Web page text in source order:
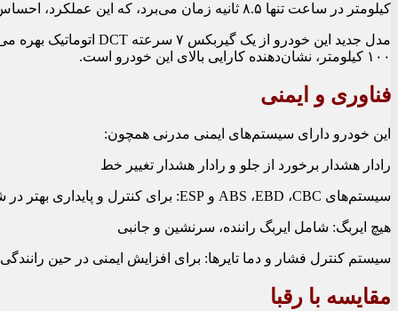
کیلومتر در ساعت تنها ۸.۵ ثانیه زمان می‌برد، که این عملکرد، احساس اسپرت بودن را به راننده القا می‌کند.
۱۰۰ کیلومتر، نشان‌دهنده کارایی بالای این خودرو است.
فناوری و ایمنی
این خودرو دارای سیستم‌های ایمنی مدرنی همچون:
رادار هشدار برخورد از جلو و رادار هشدار تغییر خط
سیستم‌های ABS ،EBD ،CBC و ESP: برای کنترل و پایداری بهتر در شرایط مختلف
هیچ ایربگ: شامل ایربگ راننده، سرنشین و جانبی
سیستم کنترل فشار و دما تایرها: برای افزایش ایمنی در حین رانندگی
مقایسه با رقبا